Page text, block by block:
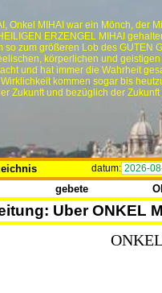
Onkel MIHAI war ein Mönch, der
ERZENGEL MIHAI
zum größeren Lob des GUTEN
körperlichen und
und hat immer die Wahrheit
kommen sogar bis
Zukunft und bezüglich der Zukunft
datum: 2026-
gebete
Uber ONKEL